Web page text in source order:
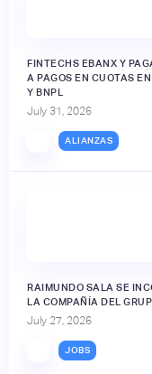
FINTECHS EBANX Y
A PAGOS EN CUOTAS
Y BNPL
July 31, 2026
ALIANZAS
RAIMUNDO SALA SE
LA COMPAÑÍA DEL
July 27, 2026
JOBS